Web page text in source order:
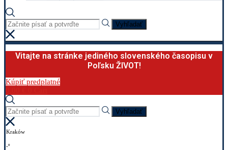
Vyhľadať
Vitajte na stránke jediného slovenského časopisu v
Poľsku ŽIVOT!
Kúpiť predplatné
Vyhľadať
Kraków
-º